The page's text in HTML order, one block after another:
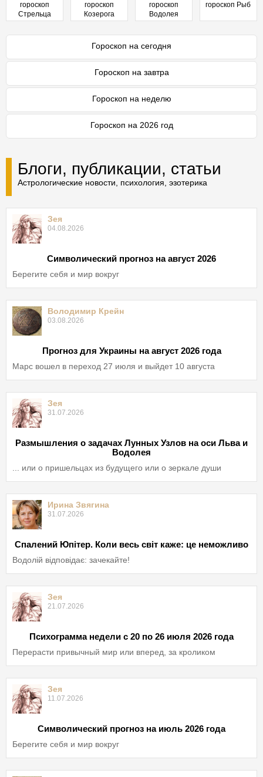
гороскоп
Стрельца
гороскоп
Козерога
гороскоп
Водолея
гороскоп Рыб
Гороскоп на сегодня
Гороскоп на завтра
Гороскоп на неделю
Гороскоп на 2026 год
Блоги, публикации, статьи
Астрологические новости, психология, эзотерика
Зея
04.08.2026
Символический прогноз на август 2026
Берегите себя и мир вокруг
Володимир Крейн
03.08.2026
Прогноз для Украины на август 2026 года
Марс вошел в переход 27 июля и выйдет 10 августа
Зея
31.07.2026
Размышления о задачах Лунных Узлов на оси Льва и
Водолея
... или о пришельцах из будущего или о зеркале души
Ирина Звягина
31.07.2026
Спалений Юпітер. Коли весь світ каже: це неможливо
Водолій відповідає: зачекайте!
Зея
21.07.2026
Психограмма недели с 20 по 26 июля 2026 года
Перерасти привычный мир или вперед, за кроликом
Зея
11.07.2026
Символический прогноз на июль 2026 года
Берегите себя и мир вокруг